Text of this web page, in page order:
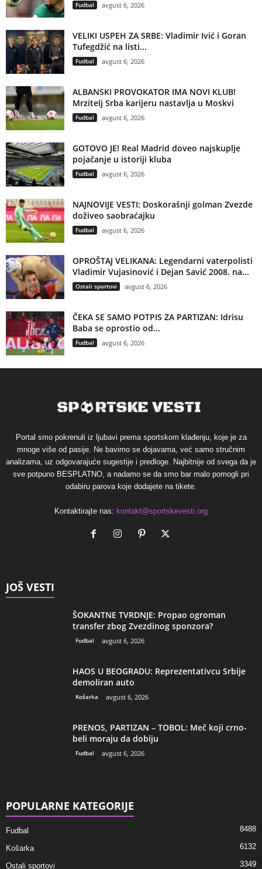
Fudbal avgust 6, 2026
VELIKI USPEH ZA SRBE: Vladimir Ivić i Goran
Tufegdžić na listi...
Fudbal avgust 6, 2026
ALBANSKI PROVOKATOR IMA NOVI KLUB!
Mrzitelj Srba karijeru nastavlja u Moskvi
Fudbal avgust 6, 2026
GOTOVO JE! Real Madrid doveo najskuplje
pojačanje u istoriji kluba
Fudbal avgust 6, 2026
NAJNOVIJE VESTI: Doskorašnji golman Zvezde
doživeo saobraćajku
Fudbal avgust 6, 2026
OPROŠTAJ VELIKANA: Legendarni vaterpolisti
Vladimir Vujasinović i Dejan Savić 2008. na...
Ostali sportovi avgust 6, 2026
ČEKA SE SAMO POTPIS ZA PARTIZAN: Idrisu
Baba se oprostio od...
Fudbal avgust 6, 2026
Portal smo pokrenuli iz ljubavi prema sportskom klađenju, koje je za
mnoge više od pasije. Ne bavimo se dojavama, već samo stručnim
analizama, uz odgovarajuće sugestije i predloge. Najbitnije od svega da je
sve potpuno BESPLATNO, a nadamo se da smo bar malo pomogli pri
odabiru parova koje dodajete na tikete.
Kontaktirajte nas: kontakt@sportskevesti.org
JOŠ VESTI
ŠOKANTNE TVRDNJE: Propao ogroman
transfer zbog Zvezdinog sponzora?
Fudbal avgust 6, 2026
HAOS U BEOGRADU: Reprezentativcu Srbije
demoliran auto
Košarka avgust 6, 2026
PRENOS, PARTIZAN – TOBOL: Meč koji crno-
beli moraju da dobiju
Fudbal avgust 6, 2026
POPULARNE KATEGORIJE
Fudbal 8488
Košarka 6132
Ostali sportovi 3349